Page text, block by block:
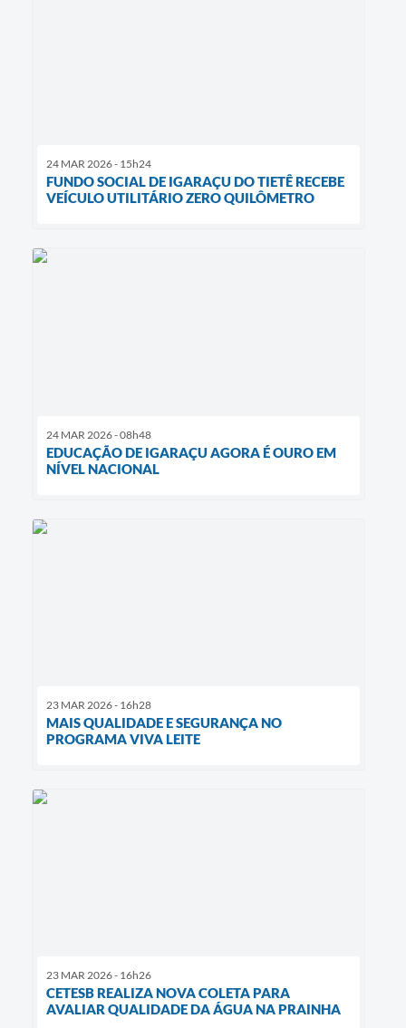
24 MAR 2026 - 15h24
FUNDO SOCIAL DE IGARAÇU DO TIETÊ RECEBE
VEÍCULO UTILITÁRIO ZERO QUILÔMETRO
24 MAR 2026 - 08h48
EDUCAÇÃO DE IGARAÇU AGORA É OURO EM
NÍVEL NACIONAL
23 MAR 2026 - 16h28
MAIS QUALIDADE E SEGURANÇA NO
PROGRAMA VIVA LEITE
23 MAR 2026 - 16h26
CETESB REALIZA NOVA COLETA PARA
AVALIAR QUALIDADE DA ÁGUA NA PRAINHA